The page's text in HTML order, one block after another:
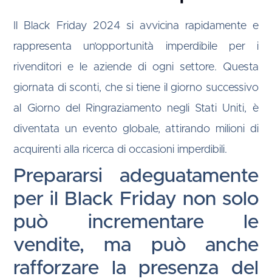
Il Black Friday 2024 si avvicina rapidamente e
rappresenta un’opportunità imperdibile per i
rivenditori e le aziende di ogni settore. Questa
giornata di sconti, che si tiene il giorno successivo
al Giorno del Ringraziamento negli Stati Uniti, è
diventata un evento globale, attirando milioni di
acquirenti alla ricerca di occasioni imperdibili.
Prepararsi adeguatamente
per il Black Friday non solo
può incrementare le
vendite, ma può anche
rafforzare la presenza del